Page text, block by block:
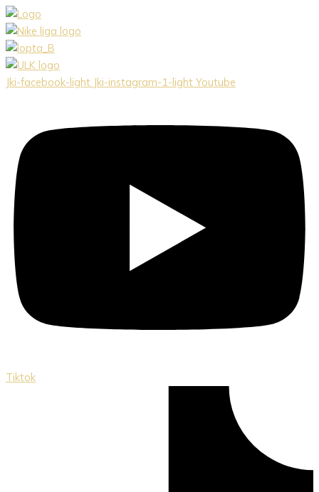
Preskočiť
na
obsah
Jki-facebook-light Jki-instagram-1-light Youtube
Tiktok